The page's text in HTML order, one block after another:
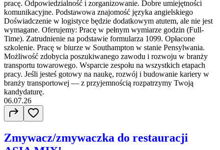
pracę. Odpowiedzialność i zorganizowanie. Dobre umiejętności
komunikacyjne. Podstawowa znajomość języka angielskiego
Doświadczenie w logistyce będzie dodatkowym atutem, ale nie jest
wymagane. Oferujemy: Pracę w pełnym wymiarze godzin (Full-
Time). Zatrudnienie na podstawie formularza 1099. Opłacone
szkolenie. Pracę w biurze w Southampton w stanie Pensylwania.
Możliwość zdobycia poszukiwanego zawodu i rozwoju w branży
transportu towarowego. Wsparcie zespołu na wszystkich etapach
pracy. Jeśli jesteś gotowy na naukę, rozwój i budowanie kariery w
branży transportowej — z przyjemnością rozpatrzymy Twoją
kandydaturę.
06.07.26
Zmywacz/zmywaczka do restauracji